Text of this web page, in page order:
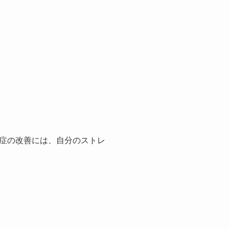
の改善には、自分のストレ